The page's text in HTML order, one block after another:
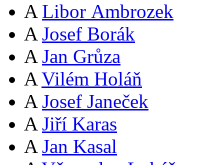
A Libor Ambrozek
A Josef Borák
A Jan Grůza
A Vilém Holáň
A Josef Janeček
A Jiří Karas
A Jan Kasal